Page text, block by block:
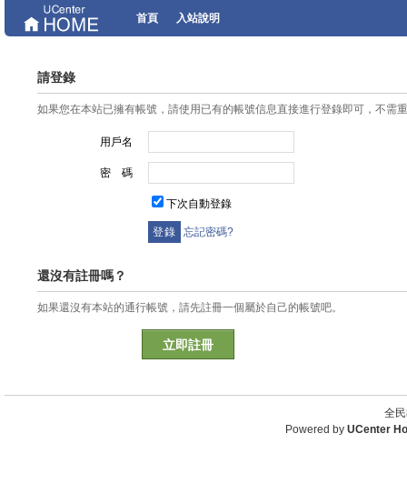
首頁 入站說明
請登錄
如果您在本站已擁有帳號，請使用已有的帳號信息直接進行登錄即可，不需
用戶名
密 碼
下次自動登錄
忘記密碼?
還沒有註冊嗎？
如果還沒有本站的通行帳號，請先註冊一個屬於自己的帳號吧。
立即註冊
全
Powered by UCenter